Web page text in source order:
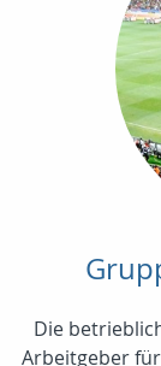
Die
Arbeitgeber